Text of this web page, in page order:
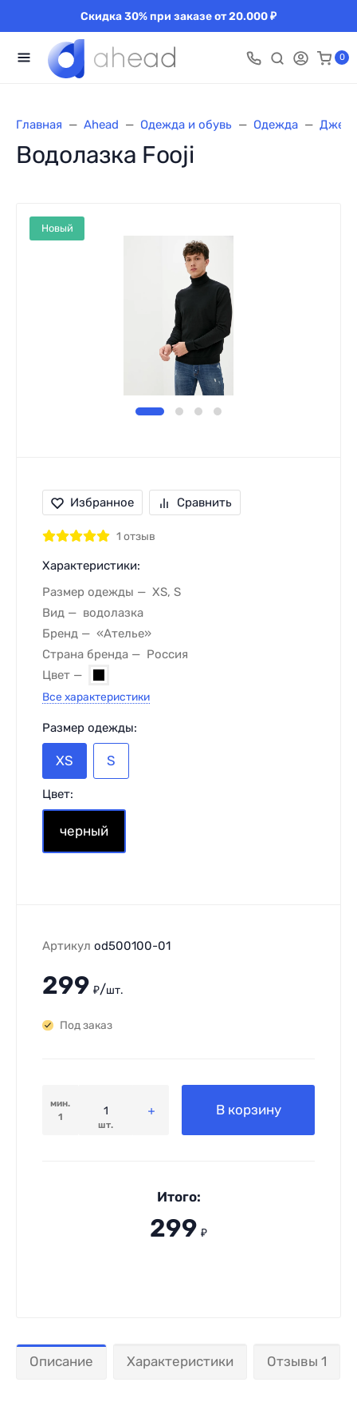
Скидка 30% при заказе от 20.000 ₽
0
Главная Ahead Одежда и обувь Одежда
Водолазка Fooji
Новый
Избранное Сравнить
1 отзыв
Характеристики:
Размер одежды
XS, S
Вид
водолазка
Бренд
«Ателье»
Страна бренда
Россия
Цвет
Все характеристики
Размер одежды:
XS S
Цвет:
черный
Артикул od500100-01
299 ₽/шт.
Под заказ
мин.
1
шт.
В корзину
Итого:
299 ₽
Описание Характеристики Отзывы 1